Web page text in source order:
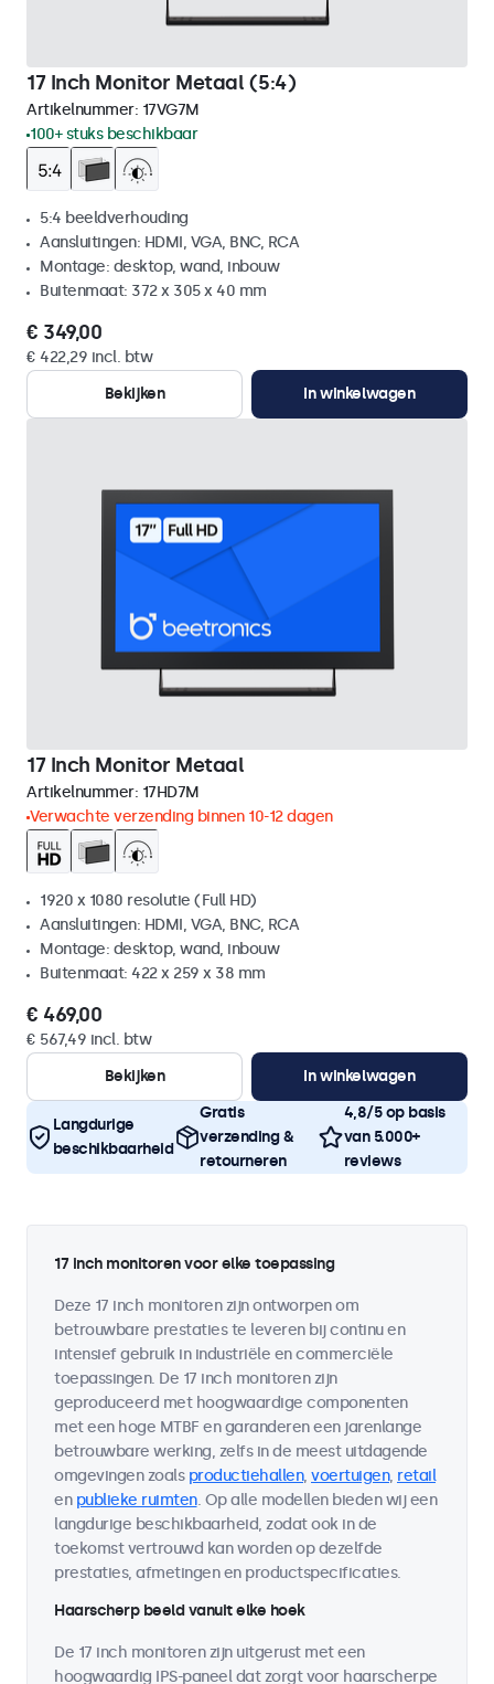
17 Inch Monitor Metaal (5:4)
Artikelnummer: 17VG7M
100+ stuks beschikbaar
5:4 beeldverhouding
Aansluitingen: HDMI, VGA, BNC, RCA
Montage: desktop, wand, inbouw
Buitenmaat: 372 x 305 x 40 mm
€ 349,00
€ 422,29 incl. btw
Bekijken
In winkelwagen
17 Inch Monitor Metaal
Artikelnummer: 17HD7M
Verwachte verzending binnen 10-12 dagen
1920 x 1080 resolutie (Full HD)
Aansluitingen: HDMI, VGA, BNC, RCA
Montage: desktop, wand, inbouw
Buitenmaat: 422 x 259 x 38 mm
€ 469,00
€ 567,49 incl. btw
Bekijken
In winkelwagen
Langdurige
beschikbaarheid
Gratis
verzending &
retourneren
4,8/5 op basis
van 5.000+
reviews
17 inch monitoren voor elke toepassing
Deze 17 inch monitoren zijn ontworpen om
betrouwbare prestaties te leveren bij continu en
intensief gebruik in industriële en commerciële
toepassingen. De 17 inch monitoren zijn
geproduceerd met hoogwaardige componenten
met een hoge MTBF en garanderen een jarenlange
betrouwbare werking, zelfs in de meest uitdagende
omgevingen zoals productiehallen, voertuigen, retail
en publieke ruimten. Op alle modellen bieden wij een
langdurige beschikbaarheid, zodat ook in de
toekomst vertrouwd kan worden op dezelfde
prestaties, afmetingen en productspecificaties.
Haarscherp beeld vanuit elke hoek
De 17 inch monitoren zijn uitgerust met een
hoogwaardig IPS-paneel dat zorgt voor haarscherpe